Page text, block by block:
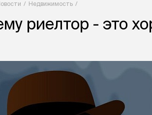
Недвижимость
риелтор - это